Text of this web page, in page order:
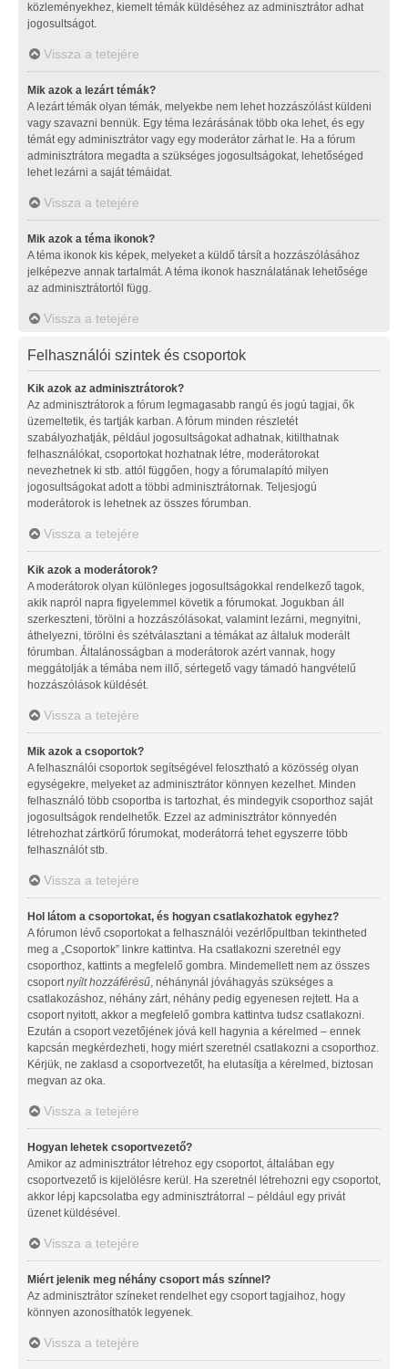
közleményekhez, kiemelt témák küldéséhez az adminisztrátor adhat
jogosultságot.
Vissza a tetejére
Mik azok a lezárt témák?
A lezárt témák olyan témák, melyekbe nem lehet hozzászólást küldeni
vagy szavazni bennük. Egy téma lezárásának több oka lehet, és egy
témát egy adminisztrátor vagy egy moderátor zárhat le. Ha a fórum
adminisztrátora megadta a szükséges jogosultságokat, lehetőséged
lehet lezárni a saját témáidat.
Vissza a tetejére
Mik azok a téma ikonok?
A téma ikonok kis képek, melyeket a küldő társít a hozzászólásához
jelképezve annak tartalmát. A téma ikonok használatának lehetősége
az adminisztrátortól függ.
Vissza a tetejére
Felhasználói szintek és csoportok
Kik azok az adminisztrátorok?
Az adminisztrátorok a fórum legmagasabb rangú és jogú tagjai, ők
üzemeltetik, és tartják karban. A fórum minden részletét
szabályozhatják, például jogosultságokat adhatnak, kitilthatnak
felhasználókat, csoportokat hozhatnak létre, moderátorokat
nevezhetnek ki stb. attól függően, hogy a fórumalapító milyen
jogosultságokat adott a többi adminisztrátornak. Teljesjogú
moderátorok is lehetnek az összes fórumban.
Vissza a tetejére
Kik azok a moderátorok?
A moderátorok olyan különleges jogosultságokkal rendelkező tagok,
akik napról napra figyelemmel követik a fórumokat. Jogukban áll
szerkeszteni, törölni a hozzászólásokat, valamint lezárni, megnyitni,
áthelyezni, törölni és szétválasztani a témákat az általuk moderált
fórumban. Általánosságban a moderátorok azért vannak, hogy
meggátolják a témába nem illő, sértegető vagy támadó hangvételű
hozzászólások küldését.
Vissza a tetejére
Mik azok a csoportok?
A felhasználói csoportok segítségével felosztható a közösség olyan
egységekre, melyeket az adminisztrátor könnyen kezelhet. Minden
felhasználó több csoportba is tartozhat, és mindegyik csoporthoz saját
jogosultságok rendelhetők. Ezzel az adminisztrátor könnyedén
létrehozhat zártkörű fórumokat, moderátorrá tehet egyszerre több
felhasználót stb.
Vissza a tetejére
Hol látom a csoportokat, és hogyan csatlakozhatok egyhez?
A fórumon lévő csoportokat a felhasználói vezérlőpultban tekintheted
meg a „Csoportok” linkre kattintva. Ha csatlakozni szeretnél egy
csoporthoz, kattints a megfelelő gombra. Mindemellett nem az összes
csoport nyílt hozzáférésű , néhánynál jóváhagyás szükséges a
csatlakozáshoz, néhány zárt, néhány pedig egyenesen rejtett. Ha a
csoport nyitott, akkor a megfelelő gombra kattintva tudsz csatlakozni.
Ezután a csoport vezetőjének jóvá kell hagynia a kérelmed – ennek
kapcsán megkérdezheti, hogy miért szeretnél csatlakozni a csoporthoz.
Kérjük, ne zaklasd a csoportvezetőt, ha elutasítja a kérelmed, biztosan
megvan az oka.
Vissza a tetejére
Hogyan lehetek csoportvezető?
Amikor az adminisztrátor létrehoz egy csoportot, általában egy
csoportvezető is kijelölésre kerül. Ha szeretnél létrehozni egy csoportot,
akkor lépj kapcsolatba egy adminisztrátorral – például egy privát
üzenet küldésével.
Vissza a tetejére
Miért jelenik meg néhány csoport más színnel?
Az adminisztrátor színeket rendelhet egy csoport tagjaihoz, hogy
könnyen azonosíthatók legyenek.
Vissza a tetejére